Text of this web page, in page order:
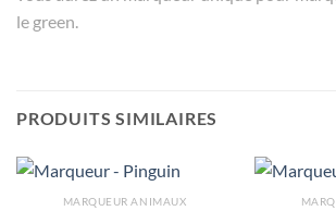
le green.
PRODUITS SIMILAIRES
MARQUEUR ANIMAUX